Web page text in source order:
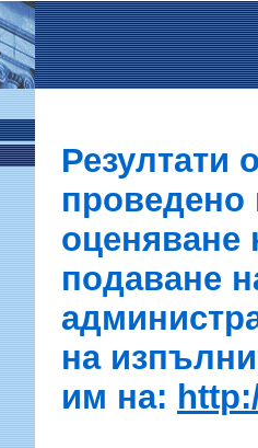
Резултати
проведено
оценяване
подаване
на
им на: